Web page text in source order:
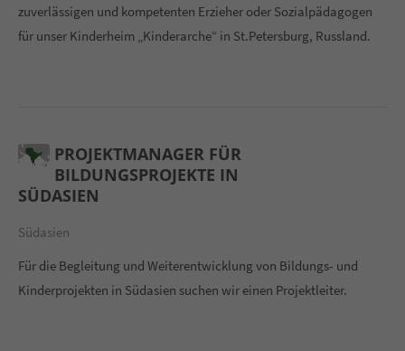
zuverlässigen und kompetenten Erzieher oder Sozialpädagogen
für unser Kinderheim „Kinderarche“ in St.Petersburg, Russland.
PROJEKTMANAGER FÜR
BILDUNGSPROJEKTE IN
SÜDASIEN
Südasien
Für die Begleitung und Weiterentwicklung von Bildungs- und
Kinderprojekten in Südasien suchen wir einen Projektleiter.